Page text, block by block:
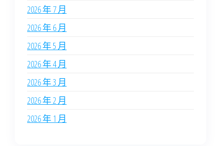
2026 年 7 月
2026 年 6 月
2026 年 5 月
2026 年 4 月
2026 年 3 月
2026 年 2 月
2026 年 1 月